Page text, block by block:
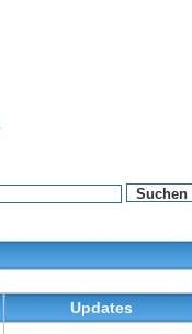
Updates